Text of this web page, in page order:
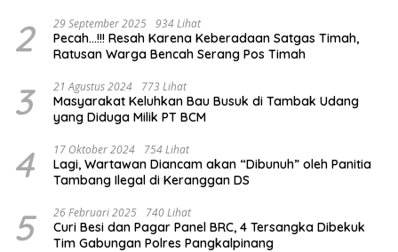
2 29 September 2025 934 Lihat
Pecah…!!! Resah Karena Keberadaan Satgas Timah,
Ratusan Warga Bencah Serang Pos Timah
3 21 Agustus 2024 773 Lihat
Masyarakat Keluhkan Bau Busuk di Tambak Udang
yang Diduga Milik PT BCM
4 17 Oktober 2024 754 Lihat
Lagi, Wartawan Diancam akan “Dibunuh” oleh Panitia
Tambang Ilegal di Keranggan DS
5 26 Februari 2025 740 Lihat
Curi Besi dan Pagar Panel BRC, 4 Tersangka Dibekuk
Tim Gabungan Polres Pangkalpinang